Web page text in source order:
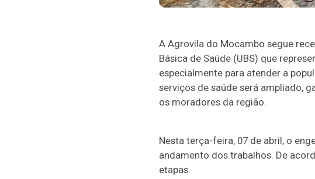
A Agrovila do Mocambo segue
Básica de Saúde (UBS) que
especialmente para atender a
serviços de saúde será ampliado,
os moradores da região.
Nesta terça-feira, 07 de abril, o
andamento dos trabalhos. De
etapas.